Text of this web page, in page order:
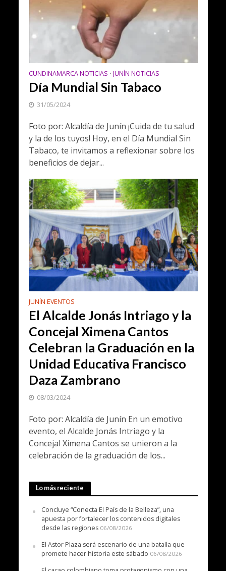
CUNDINAMARCA NOTICIAS • JUNÍN NOTICIAS
Día Mundial Sin Tabaco
31/05/2024
Foto por: Alcaldía de Junín ¡Cuida de tu salud
y la de los tuyos! Hoy, en el Día Mundial Sin
Tabaco, te invitamos a reflexionar sobre los
beneficios de dejar...
JUNÍN EVENTOS
El Alcalde Jonás Intriago y la
Concejal Ximena Cantos
Celebran la Graduación en la
Unidad Educativa Francisco
Daza Zambrano
08/03/2024
Foto por: Alcaldía de Junín En un emotivo
evento, el Alcalde Jonás Intriago y la
Concejal Ximena Cantos se unieron a la
celebración de la graduación de los...
Lo más reciente
Concluye “Conecta El País de la Belleza”, una
apuesta por fortalecer los contenidos digitales
desde las regiones 06/08/2026
El Astor Plaza será escenario de una batalla que
promete hacer historia este sábado 06/08/2026